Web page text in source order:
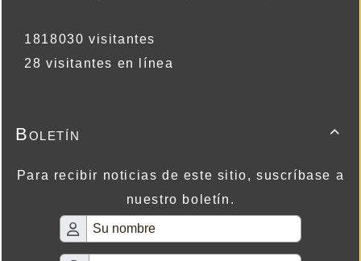
1818030 visitantes
28 visitantes en línea

Boletín
Para recibir noticias de este sitio, suscríbase a
nuestro boletín.